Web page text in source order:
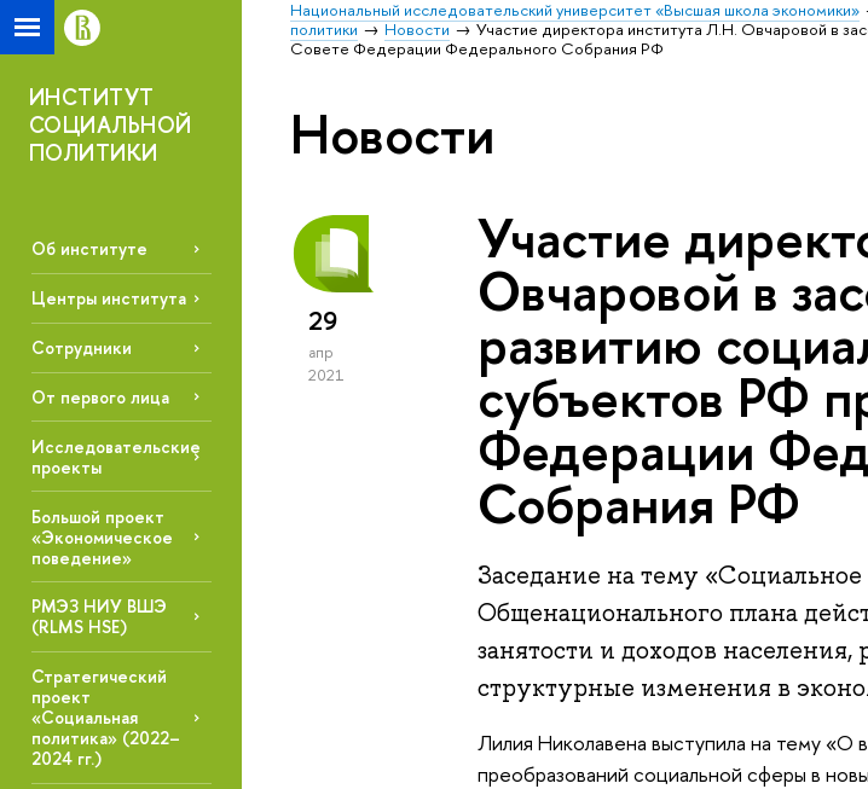
Национальный исследовательский университет «Высшая школа экономики»
политики
Новости
Участие директора института Л.Н. Овчаровой в
Совете Федерации Федерального Собрания РФ
ИНСТИТУТ
СОЦИАЛЬНОЙ
ПОЛИТИКИ
Об институте
Центры института
Сотрудники
От первого лица
Исследовательские
проекты
Большой проект
«Экономическое
поведение»
РМЭЗ НИУ ВШЭ
(RLMS HSE)
Стратегический
проект
«Социальная
политика» (2022–
2024 гг.)
Новости
29
апр
2021
Участие
Овчаровой в
развитию
субъектов РФ
Федерации
Собрания РФ
Заседание на тему «Социальное
Общенационального плана
занятости и доходов
структурные изменения в
Лилия Николавена выступила на тему «О
преобразований социальной сферы в